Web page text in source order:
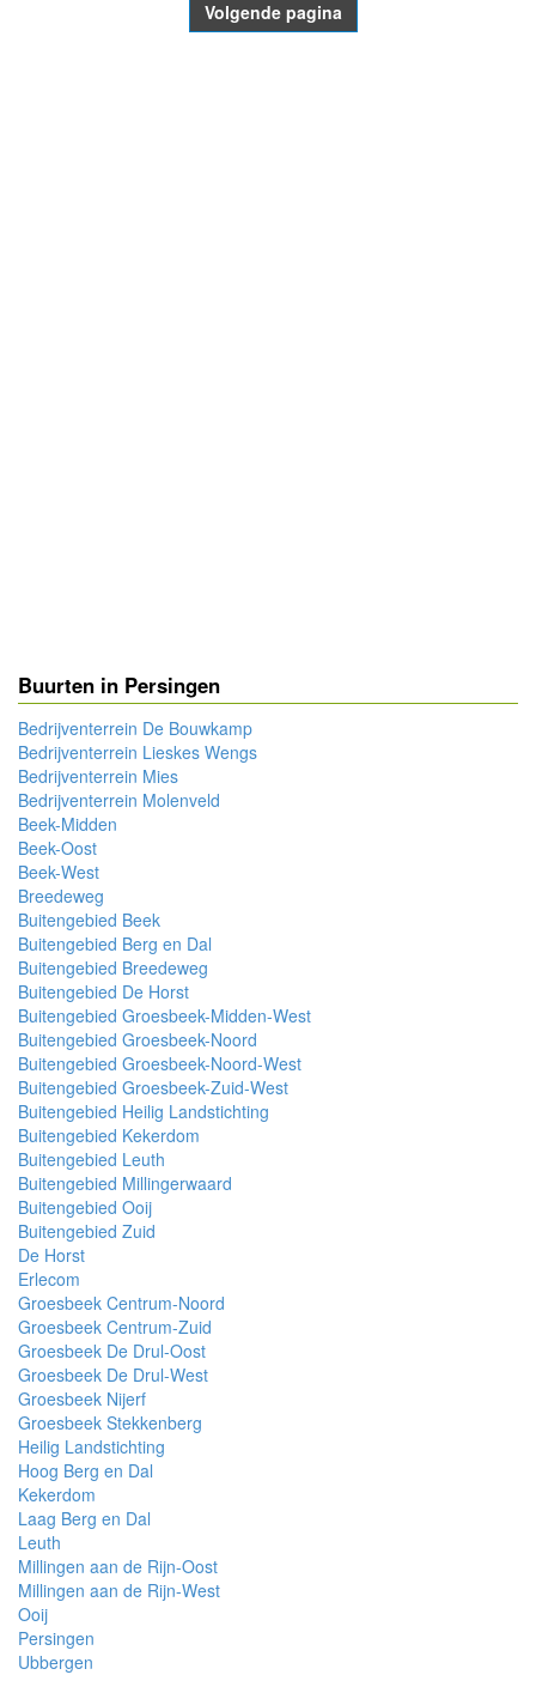
Volgende pagina
Buurten in Persingen
Bedrijventerrein De Bouwkamp
Bedrijventerrein Lieskes Wengs
Bedrijventerrein Mies
Bedrijventerrein Molenveld
Beek-Midden
Beek-Oost
Beek-West
Breedeweg
Buitengebied Beek
Buitengebied Berg en Dal
Buitengebied Breedeweg
Buitengebied De Horst
Buitengebied Groesbeek-Midden-West
Buitengebied Groesbeek-Noord
Buitengebied Groesbeek-Noord-West
Buitengebied Groesbeek-Zuid-West
Buitengebied Heilig Landstichting
Buitengebied Kekerdom
Buitengebied Leuth
Buitengebied Millingerwaard
Buitengebied Ooij
Buitengebied Zuid
De Horst
Erlecom
Groesbeek Centrum-Noord
Groesbeek Centrum-Zuid
Groesbeek De Drul-Oost
Groesbeek De Drul-West
Groesbeek Nijerf
Groesbeek Stekkenberg
Heilig Landstichting
Hoog Berg en Dal
Kekerdom
Laag Berg en Dal
Leuth
Millingen aan de Rijn-Oost
Millingen aan de Rijn-West
Ooij
Persingen
Ubbergen